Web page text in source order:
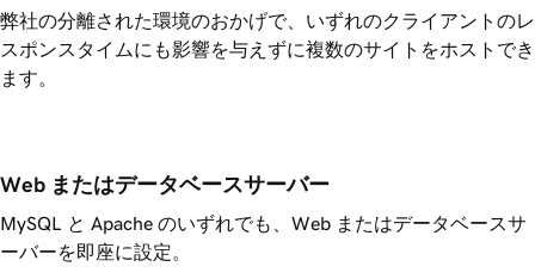
弊社の分離された環境のおかげで、いずれのクライアントのレ
スポンスタイムにも影響を与えずに複数のサイトをホストでき
ます。
Web またはデータベースサーバー
MySQL と Apache のいずれでも、Web またはデータベースサ
ーバーを即座に設定。